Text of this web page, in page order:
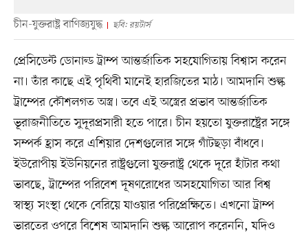
চীন-যুক্তরাষ্ট্র বাণিজ্যযুদ্ধ ছবি: রয়টার্স
প্রেসিডেন্ট ডোনাল্ড ট্রাম্প আন্তর্জাতিক সহযোগিতায় বিশ্বাস করেন
না। তাঁর কাছে এই পৃথিবী মানেই হারজিতের মাঠ। আমদানি শুল্ক
ট্রাম্পের কৌশলগত অস্ত্র। তবে এই অস্ত্রের প্রভাব আন্তর্জাতিক
ভূরাজনীতিতে সুদূরপ্রসারী হতে পারে। চীন হয়তো যুক্তরাষ্ট্রের সঙ্গে
সম্পর্ক হ্রাস করে এশিয়ার দেশগুলোর সঙ্গে গাঁটছড়া বাঁধবে।
ইউরোপীয় ইউনিয়নের রাষ্ট্রগুলো যুক্তরাষ্ট্র থেকে দূরে হাঁটার কথা
ভাবছে, ট্রাম্পের পরিবেশ দূষণরোধের অসহযোগিতা আর বিশ্ব
স্বাস্থ্য সংস্থা থেকে বেরিয়ে যাওয়ার পরিপ্রেক্ষিতে। এখনো ট্রাম্প
ভারতের ওপরে বিশেষ আমদানি শুল্ক আরোপ করেননি, যদিও